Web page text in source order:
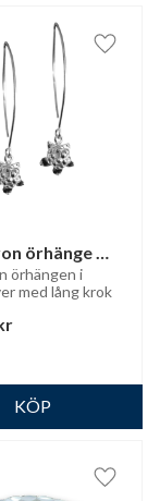
örhänge
örhängen i
med lång krok
Lägg
Lägg